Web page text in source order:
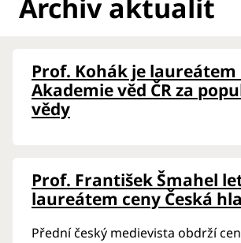
Archiv aktualit
Prof. Kohák je laureátem
Akademie věd ČR za
vědy
Prof. František Šmahel
laureátem ceny Česká
Přední český medievista obdrží